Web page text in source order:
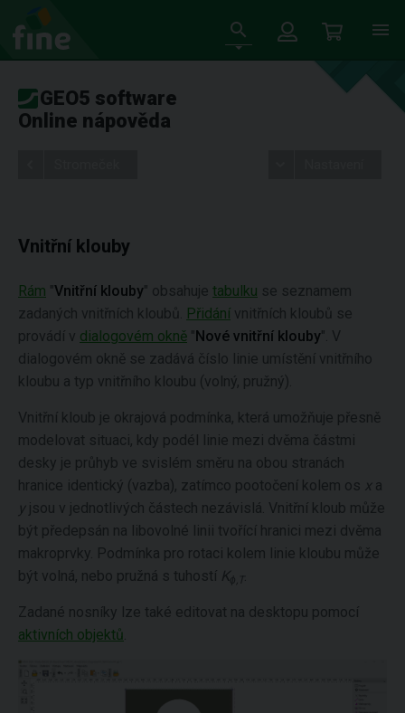
GEO5 software
Online nápověda
Vnitřní klouby
Rám "Vnitřní klouby" obsahuje tabulku se seznamem
zadaných vnitřních kloubů. Přidání vnitřních kloubů se
provádí v dialogovém okně "Nové vnitřní klouby". V
dialogovém okně se zadává číslo linie umístění vnitřního
kloubu a typ vnitřního kloubu (volný, pružný).
Vnitřní kloub je okrajová podmínka, která umožňuje přesně
modelovat situaci, kdy podél linie mezi dvěma částmi
desky je průhyb ve svislém směru na obou stranách
hranice identický (vazba), zatímco pootočení kolem os x a
y jsou v jednotlivých částech nezávislá. Vnitřní kloub může
být předepsán na libovolné linii tvořící hranici mezi dvěma
makroprvky. Podmínka pro rotaci kolem linie kloubu může
být volná, nebo pružná s tuhostí Kϕ,T
Zadané nosníky lze také editovat na desktopu pomocí
aktivních objektů